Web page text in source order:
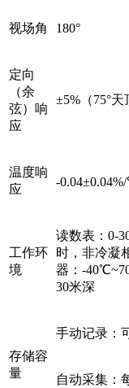
视场角 180°
定向
（余
弦）响
应
±5%（75°天
温度响
应
-
工作环
境
读数表：0-
时，非冷凝
器：-
30米深
存储容
量
手动记录：
自动采集：